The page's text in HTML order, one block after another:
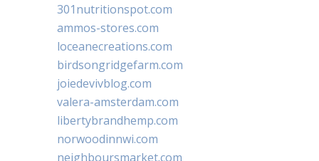
301nutritionspot.com
ammos-stores.com
loceanecreations.com
birdsongridgefarm.com
joiedevivblog.com
valera-amsterdam.com
libertybrandhemp.com
norwoodinnwi.com
neighboursmarket.com